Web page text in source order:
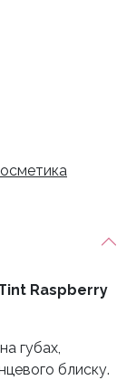
Raspberry
губах,
блиску.